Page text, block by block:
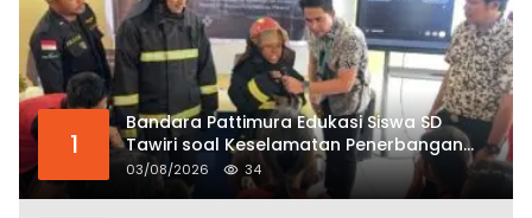
1
Bandara Pattimura Edukasi Siswa SD
Tawiri soal Keselamatan Penerbangan
dan Bahaya Bermain Layang-layang di
KKOP
03/08/2026 34